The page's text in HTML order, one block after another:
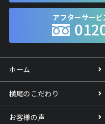
アフターサー
ホーム
横尾のこだわり
お客様の声